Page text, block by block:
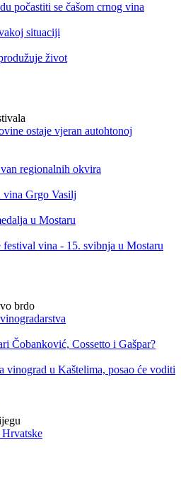
počastiti se čašom crnog vina
situaciji
život
ostaje vjeran autohtonoj
regionalnih okvira
vina Grgo Vasilj
u Mostaru
vina - 15. svibnja u Mostaru
Čobanković, Cossetto i Gašpar?
u Kaštelima, posao će voditi